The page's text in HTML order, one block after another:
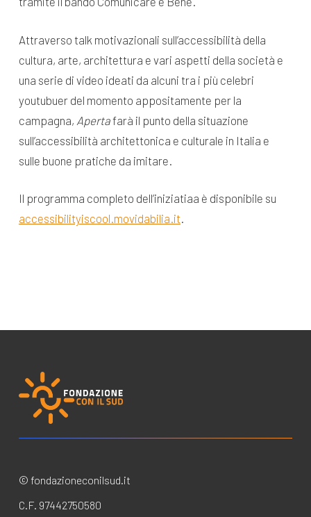
Attraverso talk motivazionali sull’accessibilità della
cultura, arte, architettura e vari aspetti della società e
una serie di video ideati da alcuni tra i più celebri
youtubuer del momento appositamente per la
campagna, Apertafarà il punto della situazione
sull’accessibilità architettonica e culturale in Italia e
sulle buone pratiche da imitare.
Il programma completo dell’iniziatiaa è disponibile su
accessibilityiscool.movidabilia.it.
© fondazioneconilsud.it
C.F. 97442750580